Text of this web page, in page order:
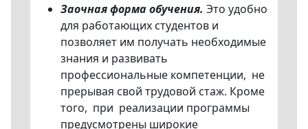
Заочная форма обучения. Это удобно
для работающих студентов и
позволяет им получать необходимые
знания и развивать
профессиональные компетенции, не
прерывая свой трудовой стаж. Кроме
того, при реализации программы
предусмотрены широкие